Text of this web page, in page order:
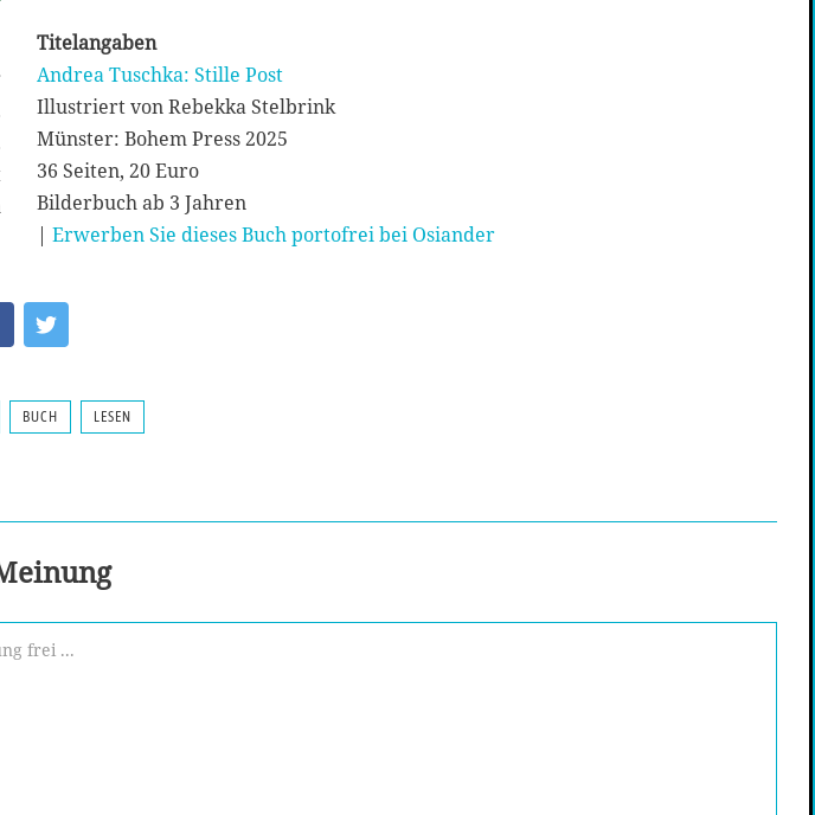
Titelangaben
Andrea Tuschka: Stille Post
Illustriert von Rebekka Stelbrink
Münster: Bohem Press 2025
36 Seiten, 20 Euro
Bilderbuch ab 3 Jahren
| Erwerben Sie dieses Buch portofrei bei Osiander
BUCH LESEN